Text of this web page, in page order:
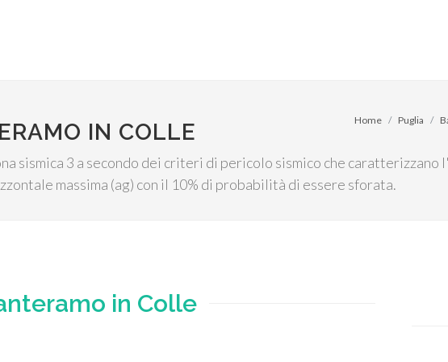
IN COLLE
sismica 3 a secondo dei criteri di pericolo sismico che
massima (ag) con il 10% di probabilità di essere sforata.
Home Puglia
in Colle